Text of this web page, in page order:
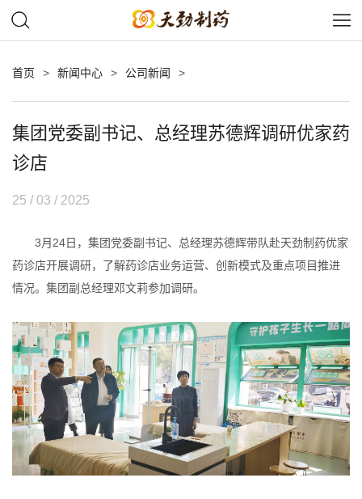
首页 > 新闻中心 > 公司新闻 >
集团党委副书记、总经理苏德辉调研优家药
诊店
25 / 03 / 2025
3月24日，集团党委副书记、总经理苏德辉带队赴天劲制药优家
药诊店开展调研，了解药诊店业务运营、创新模式及重点项目推进
情况。集团副总经理邓文莉参加调研。